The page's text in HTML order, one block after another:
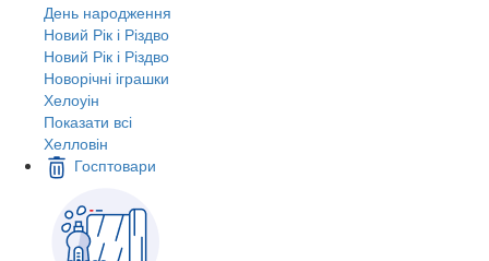
День народження
Новий Рік і Різдво
Новий Рік і Різдво
Новорічні іграшки
Хелоуін
Показати всі
Хелловін
Госптовари